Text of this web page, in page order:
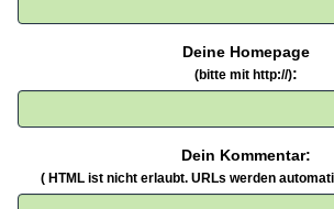
Deine Homepage
(bitte mit http://):
Dein Kommentar:
( HTML ist nicht erlaubt. URLs werden